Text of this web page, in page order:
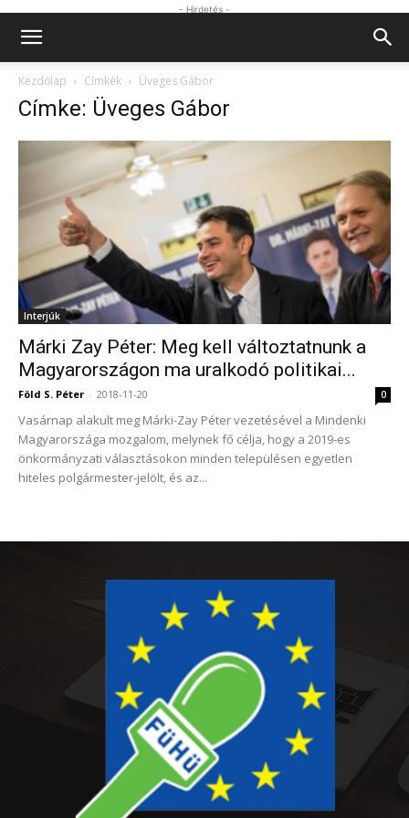
- Hirdetés -
Kezdőlap Címkék Üveges Gábor
Címke: Üveges Gábor
Interjúk
Márki Zay Péter: Meg kell változtatnunk a
Magyarországon ma uralkodó politikai...
Föld S. Péter - 2018-11-20 0
Vasárnap alakult meg Márki-Zay Péter vezetésével a Mindenki
Magyarországa mozgalom, melynek fő célja, hogy a 2019-es
önkormányzati választásokon minden településen egyetlen
hiteles polgármester-jelölt, és az...